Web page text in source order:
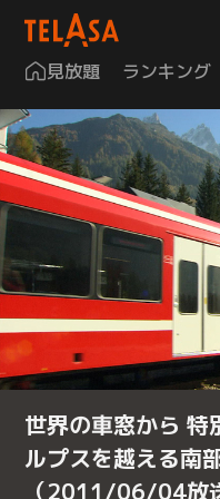
見放題 ランキング
世界の車窓から
ルプスを越える南
（2011/06/04放